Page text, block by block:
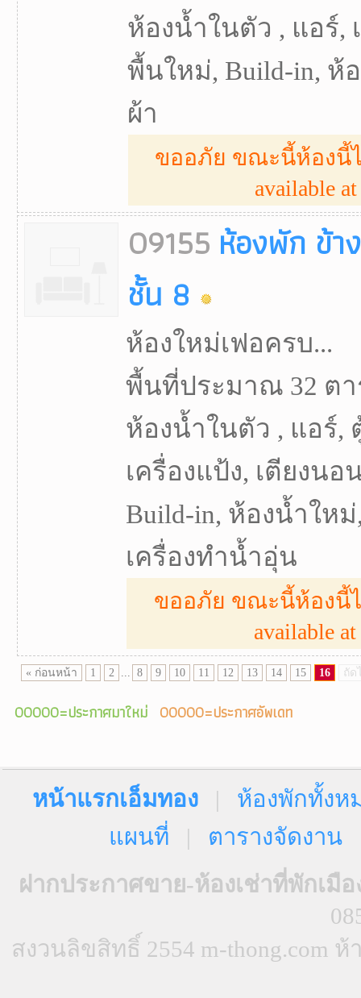
ห้องน้ำในตัว , แอร์,
พื้นใหม่, Build-in, ห้
ผ้า
ขออภัย ขณะนี้ห้องนี้ไ
available
09155 ห้องพัก ข้า
ชั้น 8
ห้องใหม่เฟอครบ...
พื้นที่ประมาณ 32 ตา
ห้องน้ำในตัว , แอร์,
เครื่องแป้ง, เตียงน
Build-in, ห้องน้ำให
เครื่องทำน้ำอุ่น
ขออภัย ขณะนี้ห้องนี้ไ
available
« ก่อนหน้า 1 2 ... 8 9 10 11 12 13 14 15 16 ถัด
00000=ประกาศมาใหม่ 00000=ประกาศอัพเดท
หน้าแรกเอ็มทอง| ห้องพักทั้งห
แผนที่ | ตารางจัดงาน
ฝากประกาศขาย-ห้องเช่าที่พักเมื
สงวนลิขสิทธิ์ 2554 m-thong.com